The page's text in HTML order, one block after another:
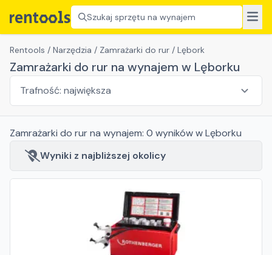
Szukaj sprzętu na wynajem
Rentools / Narzędzia / Zamrażarki do rur / Lębork
Zamrażarki do rur na wynajem w Lęborku
Zamrażarki do rurna wynajem: 0 wynikóww Lęborku
Wyniki z najbliższej okolicy